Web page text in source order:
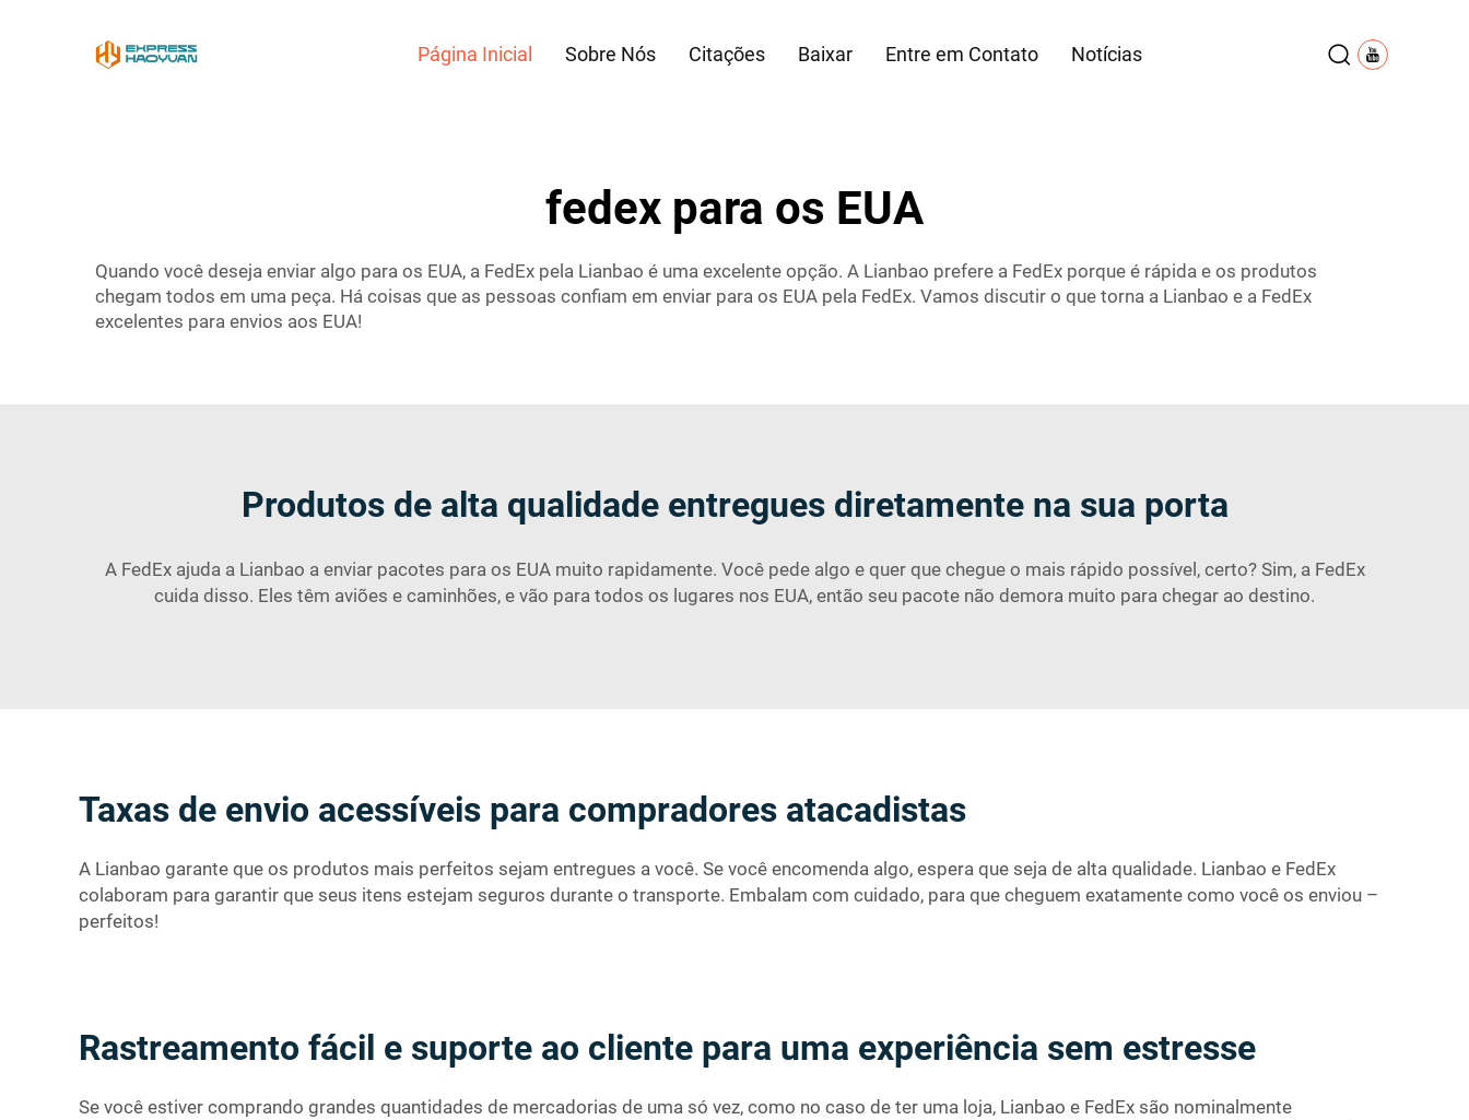
Página Inicial Sobre Nós Citações Baixar Entre em Contato Notícias
fedex para os EUA
Quando você deseja enviar algo para os EUA, a FedEx pela Lianbao é uma excelente opção. A Lianbao prefere a FedEx porque é rápida e os produtos
chegam todos em uma peça. Há coisas que as pessoas confiam em enviar para os EUA pela FedEx. Vamos discutir o que torna a Lianbao e a FedEx
excelentes para envios aos EUA!
Produtos de alta qualidade entregues diretamente na sua porta
A FedEx ajuda a Lianbao a enviar pacotes para os EUA muito rapidamente. Você pede algo e quer que chegue o mais rápido possível, certo? Sim, a FedEx
cuida disso. Eles têm aviões e caminhões, e vão para todos os lugares nos EUA, então seu pacote não demora muito para chegar ao destino.
Taxas de envio acessíveis para compradores atacadistas
A Lianbao garante que os produtos mais perfeitos sejam entregues a você. Se você encomenda algo, espera que seja de alta qualidade. Lianbao e FedEx
colaboram para garantir que seus itens estejam seguros durante o transporte. Embalam com cuidado, para que cheguem exatamente como você os enviou –
perfeitos!
Rastreamento fácil e suporte ao cliente para uma experiência sem estresse
Se você estiver comprando grandes quantidades de mercadorias de uma só vez, como no caso de ter uma loja, Lianbao e FedEx são nominalmente